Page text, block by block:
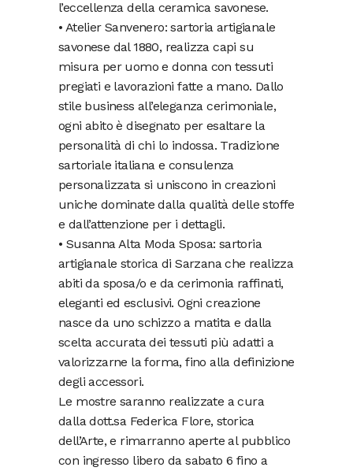
l’eccellenza della ceramica savonese.
• Atelier Sanvenero: sartoria artigianale
savonese dal 1880, realizza capi su
misura per uomo e donna con tessuti
pregiati e lavorazioni fatte a mano. Dallo
stile business all’eleganza cerimoniale,
ogni abito è disegnato per esaltare la
personalità di chi lo indossa. Tradizione
sartoriale italiana e consulenza
personalizzata si uniscono in creazioni
uniche dominate dalla qualità delle stoffe
e dall’attenzione per i dettagli.
• Susanna Alta Moda Sposa: sartoria
artigianale storica di Sarzana che realizza
abiti da sposa/o e da cerimonia raffinati,
eleganti ed esclusivi. Ogni creazione
nasce da uno schizzo a matita e dalla
scelta accurata dei tessuti più adatti a
valorizzarne la forma, fino alla definizione
degli accessori.
Le mostre saranno realizzate a cura
dalla dott.sa Federica Flore, storica
dell’Arte, e rimarranno aperte al pubblico
con ingresso libero da sabato 6 fino a